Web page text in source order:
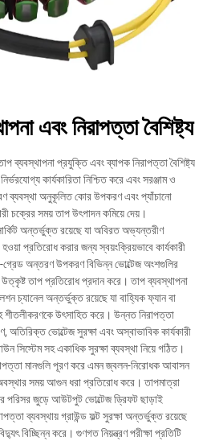
এবং নিরাপত্তা বৈশিষ্ট্য
ব্যবস্থাপনা প্রযুক্তি এবং ব্যাপক নিরাপত্তা বৈশিষ্ট্য
কার্যকারিতা নিশ্চিত করে এবং সরঞ্জাম ও
ব্যবস্থা অনুকূলিত কোর উপকরণ এবং প্যাঁচানো
চক্রের সময় তাপ উৎপাদন কমিয়ে দেয়।
সার্কিট অন্তর্ভুক্ত রয়েছে যা অবিরত অভ্যন্তরীণ
প্রতিরোধ করার জন্য স্বয়ংক্রিয়ভাবে কার্যকারী
গ্রেড অন্তরণ উপকরণ বিভিন্ন ভোল্টেজ অংশগুলির
উত্কৃষ্ট তাপ প্রতিরোধ প্রদান করে। তাপ ব্যবস্থাপনা
চ্যানেল অন্তর্ভুক্ত রয়েছে যা বাহ্যিক ফ্যান বা
শীতলীকরণকে উৎসাহিত করে। উন্নত নিরাপত্তা
অতিরিক্ত ভোল্টেজ সুরক্ষা এবং অস্বাভাবিক কার্যকারী
সিস্টেম সহ একাধিক সুরক্ষা ব্যবস্থা নিয়ে গঠিত।
মানগুলি পূরণ করে এমন জ্বলন-নিরোধক আবাসন
সময় আগুন ধরা প্রতিরোধ করে। তাপমাত্রা
পরিসর জুড়ে আউটপুট ভোল্টেজ ড্রিফট ছাড়াই
ব্যবস্থায় গ্রাউন্ড ফল্ট সুরক্ষা অন্তর্ভুক্ত রয়েছে
বিচ্ছিন্ন করে। গুণগত নিয়ন্ত্রণ পরীক্ষা প্রতিটি